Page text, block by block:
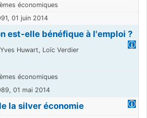
économiques
01 juin 2014
est-elle bénéfique à l'emploi ?
Huwart, Loïc Verdier
économiques
01 mai 2014
la silver économie